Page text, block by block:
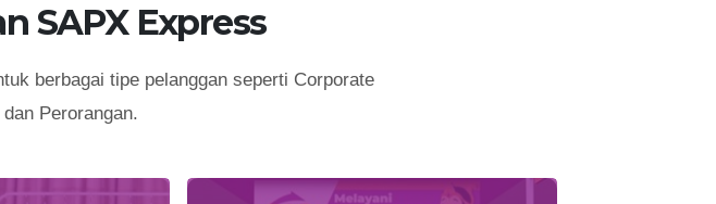
SAPX Express
berbagai tipe pelanggan seperti Corporate
Perorangan.